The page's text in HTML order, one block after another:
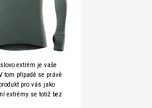
extrém je vaše
tom případě se právě
pro vás jako
extrémy se totiž bez